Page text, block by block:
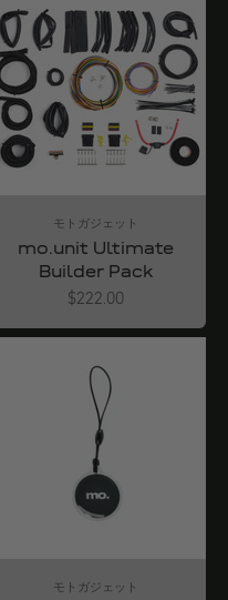
モトガジェット
mo.unit Ultimate
Builder Pack
Angebot
$222.00
モトガジェット